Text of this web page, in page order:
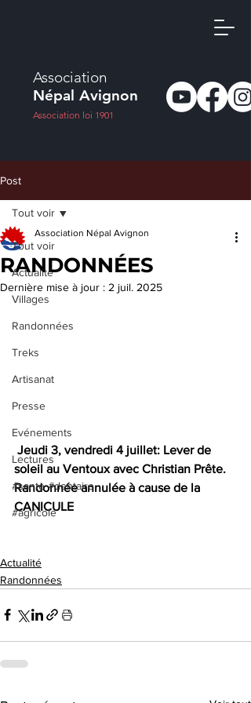
Association
Népal Avignon
Association loi 1901
Post
Tout voir
Actualité
Villages
Randonnées
Treks
Artisanat
Presse
Evénements
Lectures
#sante #dentaire
#agricole
Tout voir
RANDONNÉES
Association Népal Avignon
Dernière mise à jour : 2 juil. 2025
Jeudi 3, vendredi 4 juillet: Lever de
soleil au Ventoux avec Christian Prête.
Randonnée annulée à cause de la
CANICULE
Actualité
Randonnées